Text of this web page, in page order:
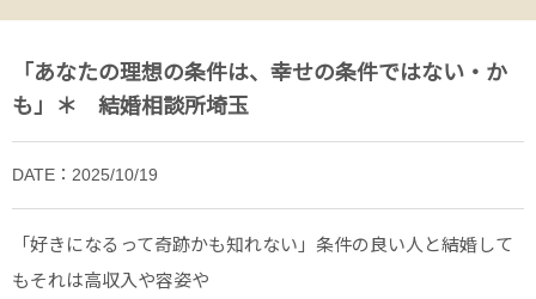
「あなたの理想の条件は、幸せの条件ではない・か
も」＊ 結婚相談所埼玉
DATE：2025/10/19
「好きになるって奇跡かも知れない」条件の良い人と結婚して
もそれは高収入や容姿や